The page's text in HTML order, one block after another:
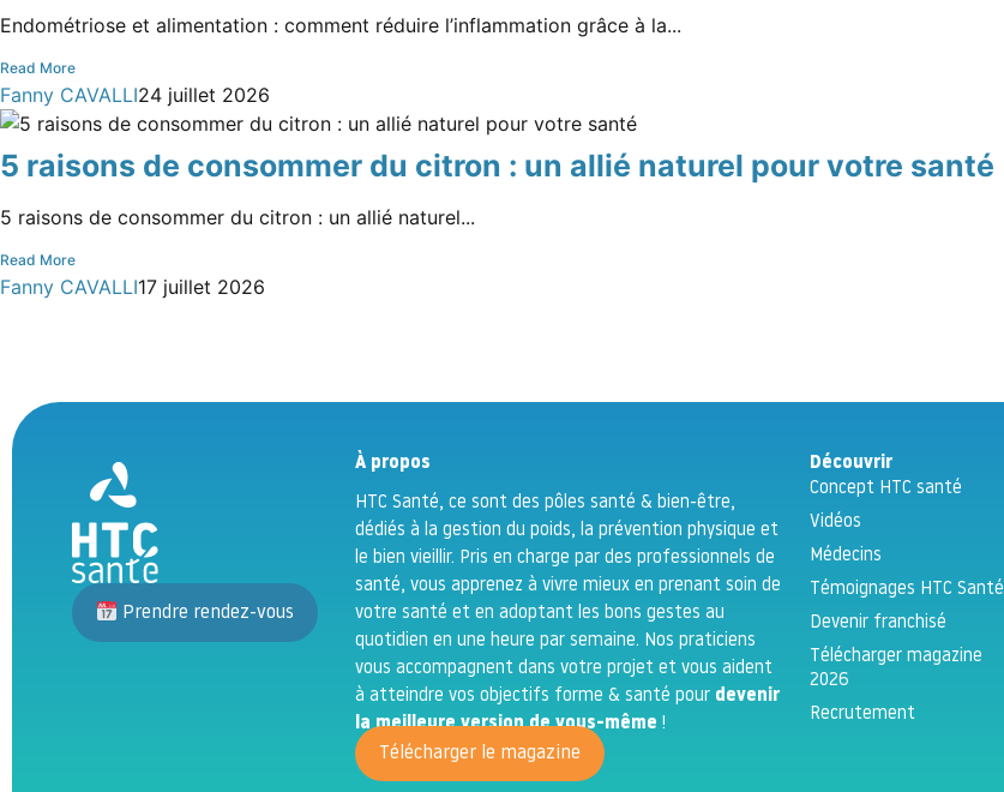
Endométriose et alimentation : comment réduire l’inflammation grâce à la...
Read More
Fanny CAVALLI24 juillet 2026
5 raisons de consommer du citron : un allié naturel pour votre santé
5 raisons de consommer du citron : un allié naturel...
Read More
Fanny CAVALLI17 juillet 2026
Prendre rendez-vous
À propos
HTC Santé, ce sont des pôles santé & bien-être,
dédiés à la gestion du poids, la prévention physique et
le bien vieillir. Pris en charge par des professionnels de
santé, vous apprenez à vivre mieux en prenant soin de
votre santé et en adoptant les bons gestes au
quotidien en une heure par semaine. Nos praticiens
vous accompagnent dans votre projet et vous aident
à atteindre vos objectifs forme & santé pour devenir
la meilleure version de vous-même !
Télécharger le magazine
Découvrir
Concept HTC santé
Vidéos
Médecins
Témoignages HTC Santé
Devenir franchisé
Télécharger magazine
2026
Recrutement